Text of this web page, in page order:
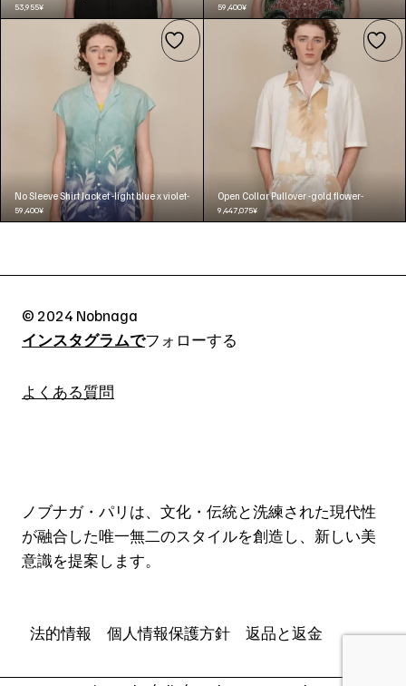
53,955¥ 59,400¥
No Sleeve Shirt Jacket -light blue x violet-
59,400¥
Open Collar Pullover -gold flower-
9,447,075¥
© 2024 Nobnaga
インスタグラムでフォローする
よくある質問
ノブナガ・パリは、文化・伝統と洗練された現代性
が融合した唯一無二のスタイルを創造し、新しい美
意識を提案します。
法的情報 個人情報保護方針 返品と返金